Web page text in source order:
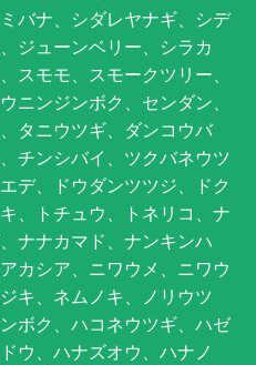
バナ、シダレヤナギ、シデ
ジューンベリー、シラカ
スモモ、スモークツリー、
ニンジンボク、センダン、
タニウツギ、ダンコウバ
チンシバイ、ツクバネウツ
デ、ドウダンツツジ、ドク
、トチュウ、トネリコ、ナ
ナナカマド、ナンキンハ
カシア、ニワウメ、ニワウ
キ、ネムノキ、ノリウツ
ボク、ハコネウツギ、ハゼ
ウ、ハナズオウ、ハナノ